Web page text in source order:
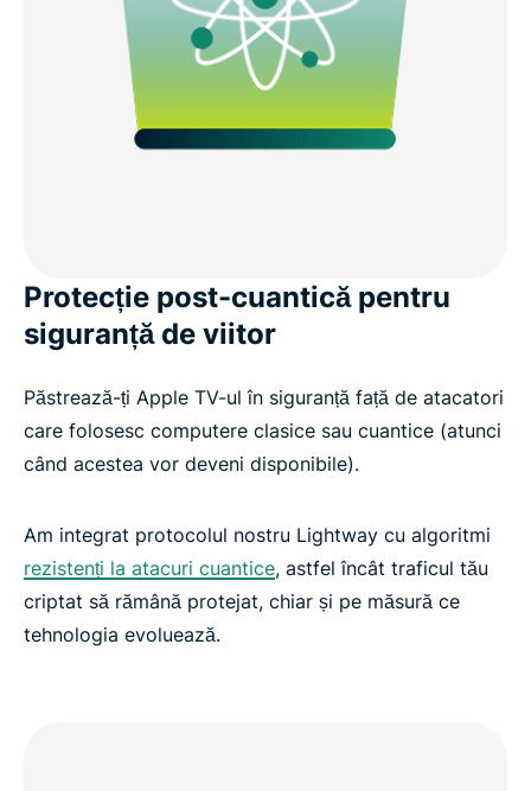
Protecție post-cuantică pentru
siguranță de viitor
Păstrează-ți Apple TV-ul în siguranță față de atacatori
care folosesc computere clasice sau cuantice (atunci
când acestea vor deveni disponibile).
Am integrat protocolul nostru Lightway cu algoritmi
rezistenți la atacuri cuantice, astfel încât traficul tău
criptat să rămână protejat, chiar și pe măsură ce
tehnologia evoluează.